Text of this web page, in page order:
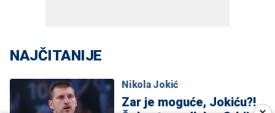
NAJČITANIJE
Nikola Jokić
Zar je moguće, Jokiću?!